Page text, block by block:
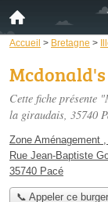
Accueil > Bretagne >
Mcdonald's
Cette fiche présente
la giraudais, 35740
Zone Aménagement
Rue Jean-Baptiste
35740 Pacé
📞 Appeler ce burger